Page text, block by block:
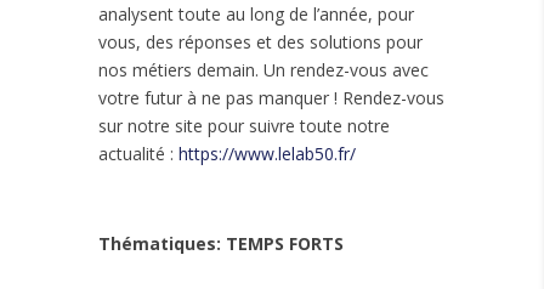
analysent toute au long de l’année, pour
vous, des réponses et des solutions pour
nos métiers demain. Un rendez-vous avec
votre futur à ne pas manquer ! Rendez-vous
sur notre site pour suivre toute notre
actualité : https://www.lelab50.fr/
Thématiques: TEMPS FORTS